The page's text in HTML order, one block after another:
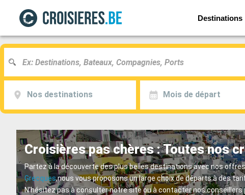
Destinations
Nos destinations Mois de départ
Croisières pas chères : Toutes nos
Partez à la découverte des plus belles destinations avec nos
Grecques,nous vous proposons un large choix de départs à des
N'hésitez pas à consulter notre site ou à contacter nos conseillers